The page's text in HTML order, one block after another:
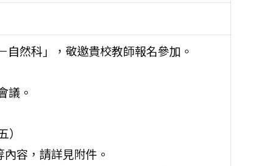
然科」，敬邀貴校教師報名參加。
議。
容，請詳見附件。